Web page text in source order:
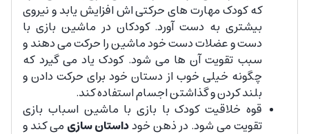
که کودک مهارت های حرکتی اش افزایش یابد و نیروی
بیشتری به دست آورد. کودکان در ماشین بازی با
دست و عضلات دست خود ماشین را حرکت می دهند و
سبب تقویت آن ها می شود. کودک یاد می گیرد که
چگونه خیلی خوب از دستان خود برای حرکت دادن و
بلند کردن و گذاشتن اجسام استفاده کند.
قوه خلاقیت کودک با بازی با ماشین اسباب بازی
تقویت می شود. در ذهن خودداستان سازی می کند و